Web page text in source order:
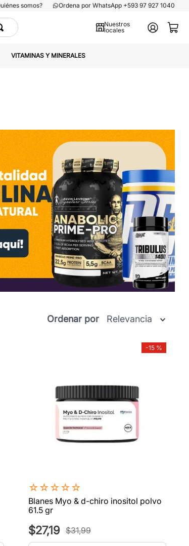
somos? Ordena por WhatsApp +593 97 927 1040
Nuestros
locales
VITAMINAS Y MINERALES
Ordenar por Relevancia
-15 %
☆☆☆☆☆
Blanes Myo & d-chiro inositol polvo
61.5 gr
$27,19 $31,99